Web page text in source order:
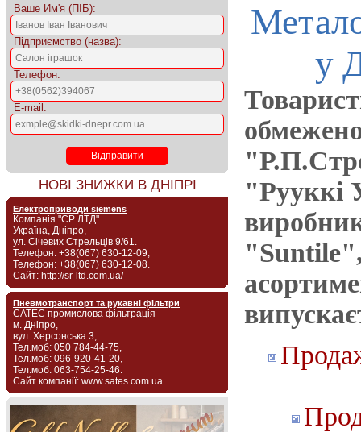
Ваше Им'я (ПІБ):
Підприємство (назва):
Телефон:
E-mail:
НОВІ ЗНИЖКИ В ДНІПРІ
Електроприводи siemens
Компанія "СР ЛТД"
Україна, Дніпро,
ул. Січевих Стрельців 9/61.
Телефон: +38(067) 630-12-09,
Телефон: +38(067) 630-12-08.
Сайт: http://sr-ltd.com.ua/
Пневмотранспорт та рукавні фільтри
САТЕС промислова фільтрація
м. Дніпро,
вул. Херсонська 3,
Тел.моб: 050 784-44-75,
Тел.моб: 096-920-41-20,
Тел.моб: 063-754-25-46.
Сайт компанії: www.sates.com.ua
у
"Рууккі